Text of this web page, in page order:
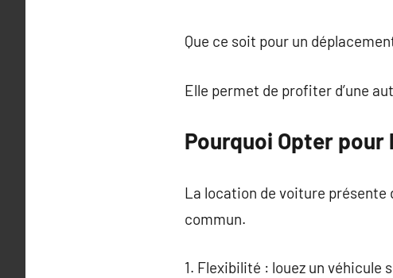
Que ce soit pour un
Elle permet de profiter d’une
Pourquoi Opter
La location de voiture présente
commun.
1. Flexibilité : louez un véhicule